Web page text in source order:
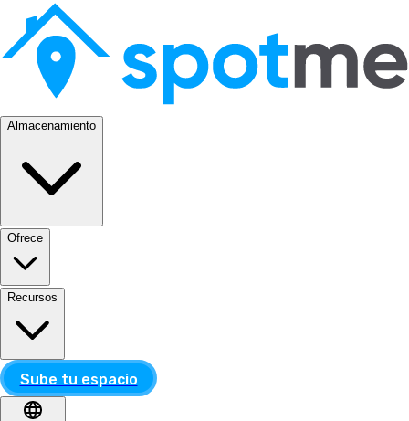
Almacenamiento
Ofrece
Recursos
Sube tu espacio